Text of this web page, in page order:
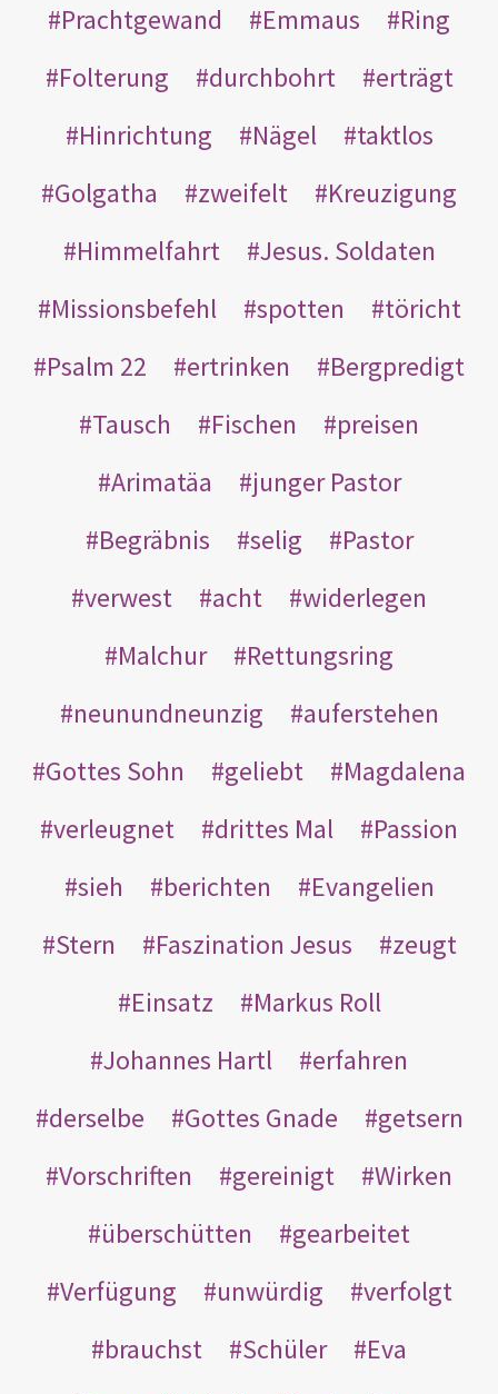
Prachtgewand
Emmaus
Ring
Folterung
durchbohrt
erträgt
Hinrichtung
Nägel
taktlos
Golgatha
zweifelt
Kreuzigung
Himmelfahrt
Jesus. Soldaten
Missionsbefehl
spotten
töricht
Psalm 22
ertrinken
Bergpredigt
Tausch
Fischen
preisen
Arimatäa
junger Pastor
Begräbnis
selig
Pastor
verwest
acht
widerlegen
Malchur
Rettungsring
neunundneunzig
auferstehen
Gottes Sohn
geliebt
Magdalena
verleugnet
drittes Mal
Passion
sieh
berichten
Evangelien
Stern
Faszination Jesus
zeugt
Einsatz
Markus Roll
Johannes Hartl
erfahren
derselbe
Gottes Gnade
getsern
Vorschriften
gereinigt
Wirken
überschütten
gearbeitet
Verfügung
unwürdig
verfolgt
brauchst
Schüler
Eva